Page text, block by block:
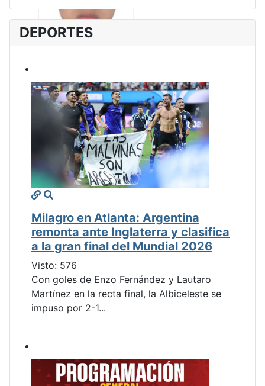
DEPORTES
Milagro en Atlanta: Argentina
remonta ante Inglaterra y clasifica
a la gran final del Mundial 2026
Visto: 576
Con goles de Enzo Fernández y Lautaro
Martínez en la recta final, la Albiceleste se
impuso por 2-1...